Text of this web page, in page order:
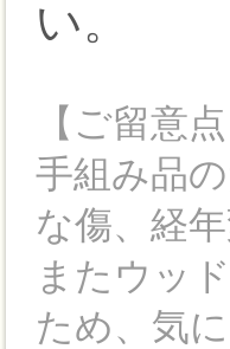
い。
【ご留意点
手組み品
な傷、経
またウッ
ため、気